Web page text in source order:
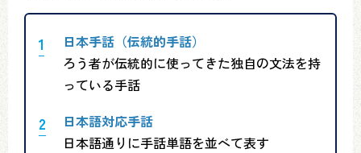
日本手話（伝統的手話）
ろう者が伝統的に使ってきた独自の文法を持
っている手話
日本語対応手話
日本語通りに手話単語を並べて表す